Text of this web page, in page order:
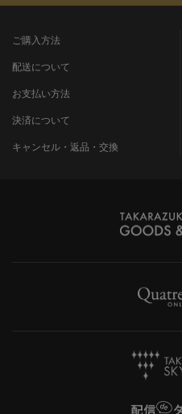
ご購入方法
配送について
お支払い方法
決済について
キャンセル・返品・交換